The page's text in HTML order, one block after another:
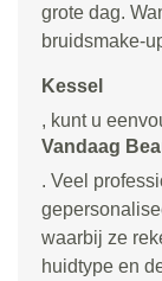
grote dag.
bruidsmake-
Kessel
, kunt u
Vandaag
. Veel
waarbij ze
huidtype en